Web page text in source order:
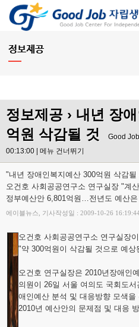
메뉴 건
정보제공
정보제공 › 내년 장
억원 삭감될 것
Good
00:13:00 | 메뉴 건너뛰기
"내년 장애인복지예산 300억원 삭감될
오건호 사회공공연구소 연구실장 "계
정부예산안 6,801억원…전년도 예산은
에이블뉴스, 기사작성일 : 2009-10-26
오건호 사회공공연구소 연구실장
"약 300억원이 삭감될 것으로 예상
오건호 연구실장은 2010년장애인
의원이 26일 서울 여의도 국회도
애인예산 분석 및 대응방향 모색
2010년 예산안의 문제점 및 대응